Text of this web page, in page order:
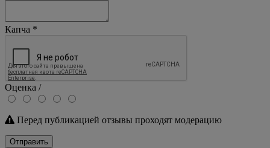
Капча *
Оценка /
Перед публикацией отзывы проходят модерацию
Отправить